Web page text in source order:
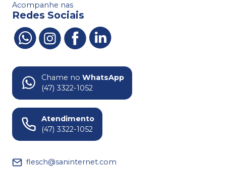
Acompanhe nas
Redes Sociais
Chame no WhatsApp
(47) 3322-1052
Atendimento
(47) 3322-1052
flesch@saninternet.com